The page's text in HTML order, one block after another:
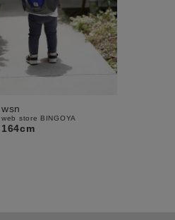
wsn
web store BINGOYA
164cm